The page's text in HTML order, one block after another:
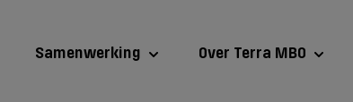
Samenwerking Over Terra MBO